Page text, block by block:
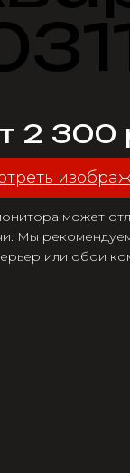
2 300
может
Мы
или обои